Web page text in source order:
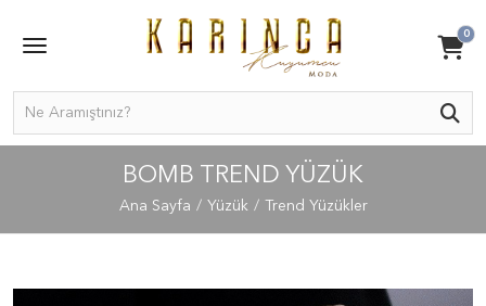
0
BOMB TREND YÜZÜK
Ana Sayfa Yüzük Trend Yüzükler